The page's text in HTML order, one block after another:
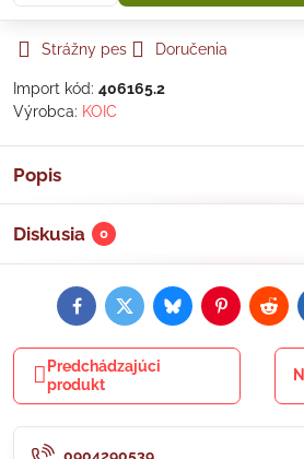
Strážny pes Doručenia
Import kód: 406165.2
Výrobca: KOIC
Popis
Diskusia 0
FacebookTwitterBlueskyPinterest
Predchádzajúci
produkt
0904290539